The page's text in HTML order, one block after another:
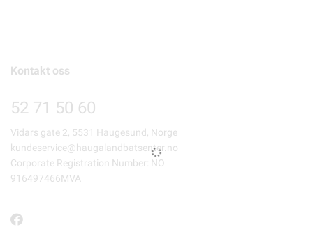
Kontakt oss
52 71 50 60
Vidars gate 2, 5531 Haugesund, Norge
kundeservice@haugalandbatsenter.no
Corporate Registration Number: NO
916497466MVA